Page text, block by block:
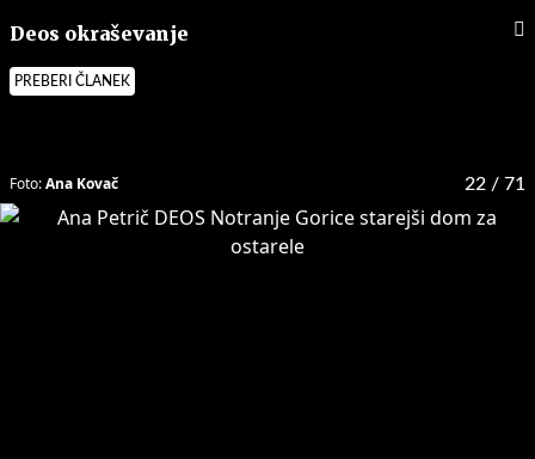
Deos okraševanje
PREBERI ČLANEK
22 / 71
Foto:Ana Kovač